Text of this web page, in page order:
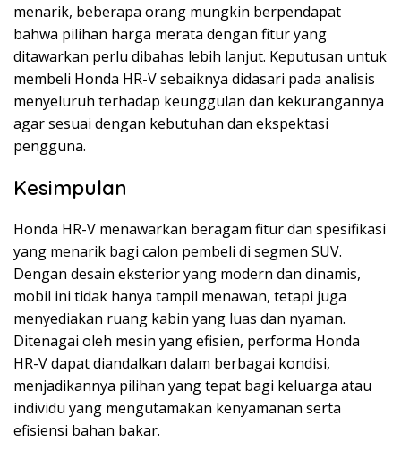
menarik, beberapa orang mungkin berpendapat
bahwa pilihan harga merata dengan fitur yang
ditawarkan perlu dibahas lebih lanjut. Keputusan untuk
membeli Honda HR-V sebaiknya didasari pada analisis
menyeluruh terhadap keunggulan dan kekurangannya
agar sesuai dengan kebutuhan dan ekspektasi
pengguna.
Kesimpulan
Honda HR-V menawarkan beragam fitur dan spesifikasi
yang menarik bagi calon pembeli di segmen SUV.
Dengan desain eksterior yang modern dan dinamis,
mobil ini tidak hanya tampil menawan, tetapi juga
menyediakan ruang kabin yang luas dan nyaman.
Ditenagai oleh mesin yang efisien, performa Honda
HR-V dapat diandalkan dalam berbagai kondisi,
menjadikannya pilihan yang tepat bagi keluarga atau
individu yang mengutamakan kenyamanan serta
efisiensi bahan bakar.